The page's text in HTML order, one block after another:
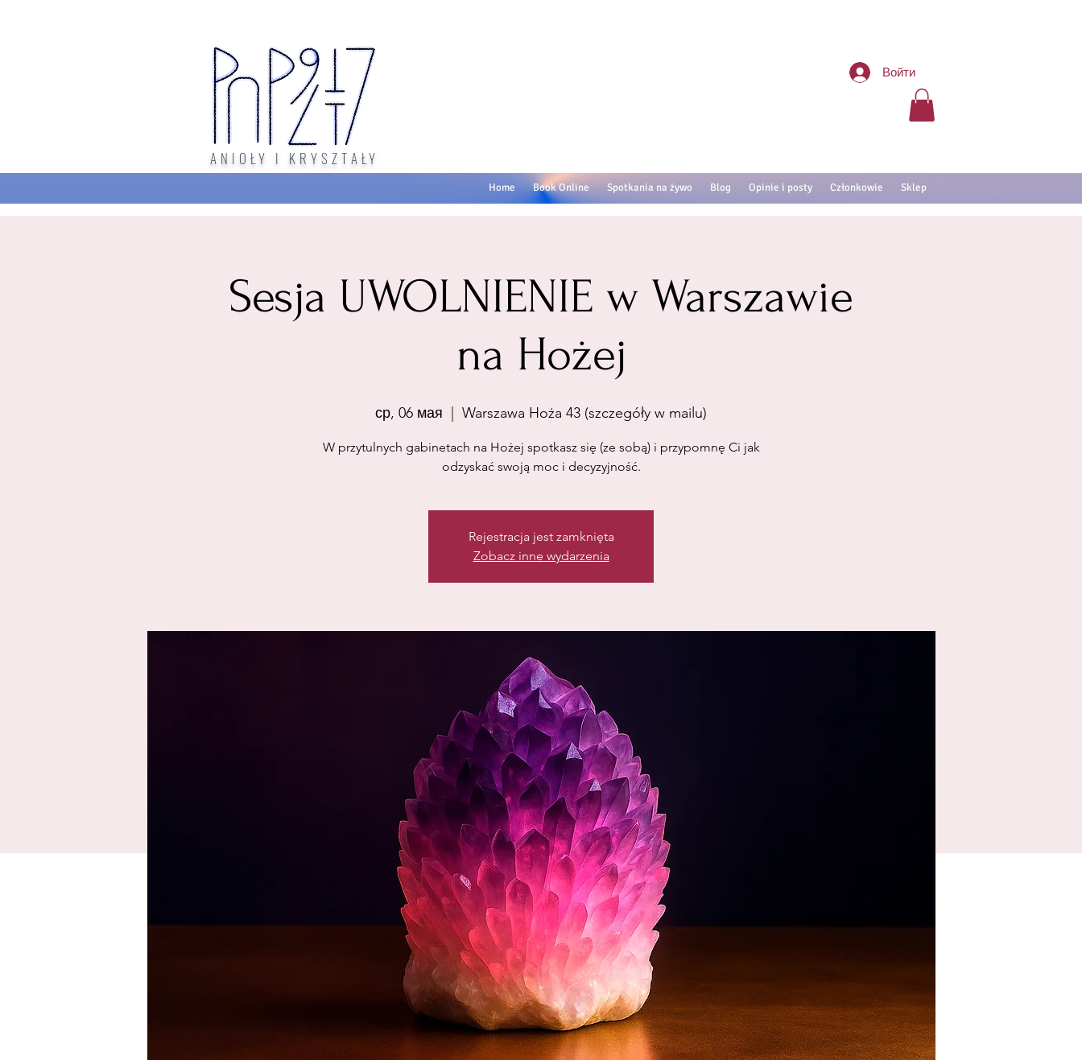
Войти
Home Book Online Spotkania na żywo Blog Opinie i posty Członkowie Sklep
ANIOŁY I KRYSZTAŁY
Sesja UWOLNIENIE w Warszawie
na Hożej
ср, 06 мая
  |
Warszawa Hoża 43 (szczegóły w mailu)
W przytulnych gabinetach na Hożej spotkasz się (ze sobą) i przypomnę Ci jak
odzyskać swoją moc i decyzyjność.
Rejestracja jest zamknięta
Zobacz inne wydarzenia